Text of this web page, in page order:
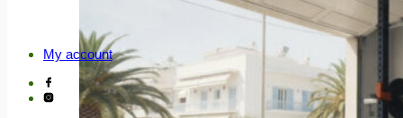
My account